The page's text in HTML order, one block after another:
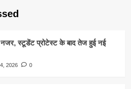
नजर, स्टूडेंट प्रोटेस्ट के बाद तेज हुई नई
2026
0